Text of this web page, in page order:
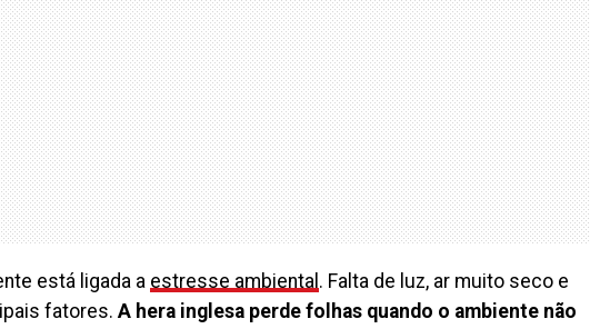
está ligada a estresse ambiental . Falta de luz, ar muito seco e
fatores. A hera inglesa perde folhas quando o ambiente não